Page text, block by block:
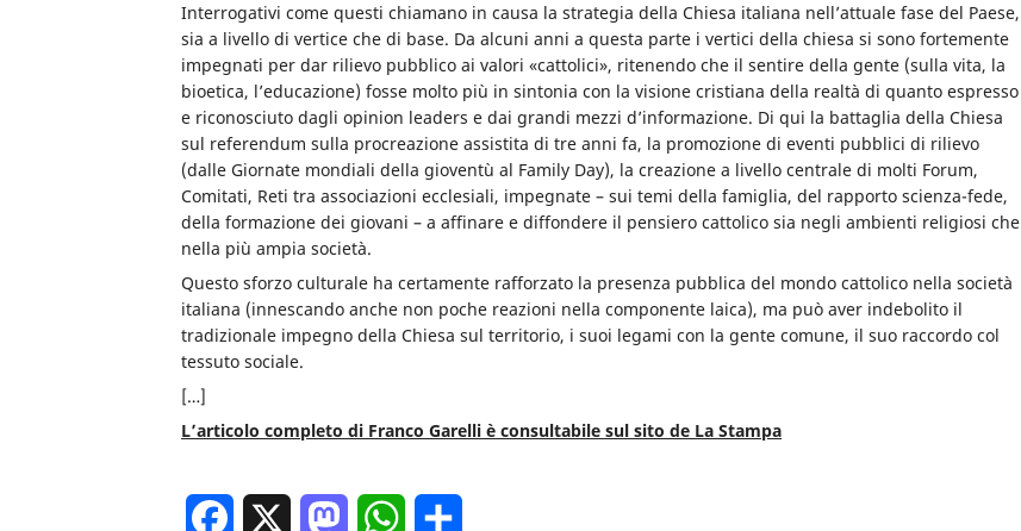
Interrogativi come questi chiamano in causa la strategia della Chiesa italiana nell’attuale fase del Paese,
sia a livello di vertice che di base. Da alcuni anni a questa parte i vertici della chiesa si sono fortemente
impegnati per dar rilievo pubblico ai valori «cattolici», ritenendo che il sentire della gente (sulla vita, la
bioetica, l’educazione) fosse molto più in sintonia con la visione cristiana della realtà di quanto espresso
e riconosciuto dagli opinion leaders e dai grandi mezzi d’informazione. Di qui la battaglia della Chiesa
sul referendum sulla procreazione assistita di tre anni fa, la promozione di eventi pubblici di rilievo
(dalle Giornate mondiali della gioventù al Family Day), la creazione a livello centrale di molti Forum,
Comitati, Reti tra associazioni ecclesiali, impegnate – sui temi della famiglia, del rapporto scienza-fede,
della formazione dei giovani – a affinare e diffondere il pensiero cattolico sia negli ambienti religiosi che
nella più ampia società.
Questo sforzo culturale ha certamente rafforzato la presenza pubblica del mondo cattolico nella società
italiana (innescando anche non poche reazioni nella componente laica), ma può aver indebolito il
tradizionale impegno della Chiesa sul territorio, i suoi legami con la gente comune, il suo raccordo col
tessuto sociale.
[…]
L’articolo completo di Franco Garelli è consultabile sul sito de La Stampa
Facebook MastodonWhatsApp